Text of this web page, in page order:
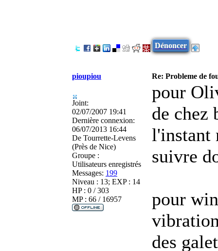
Dénoncer
pioupiou Re: Probleme de
Joint:
02/07/2007 19:41
Dernière connexion:
06/07/2013 16:44
De Tourrette-Levens
(Près de Nice)
Groupe :
Utilisateurs enregistrés
Messages: 199
Niveau : 13; EXP : 14
HP : 0 / 303
MP : 66 / 16957
pour
de chez
l'instant
suivre
pour
des